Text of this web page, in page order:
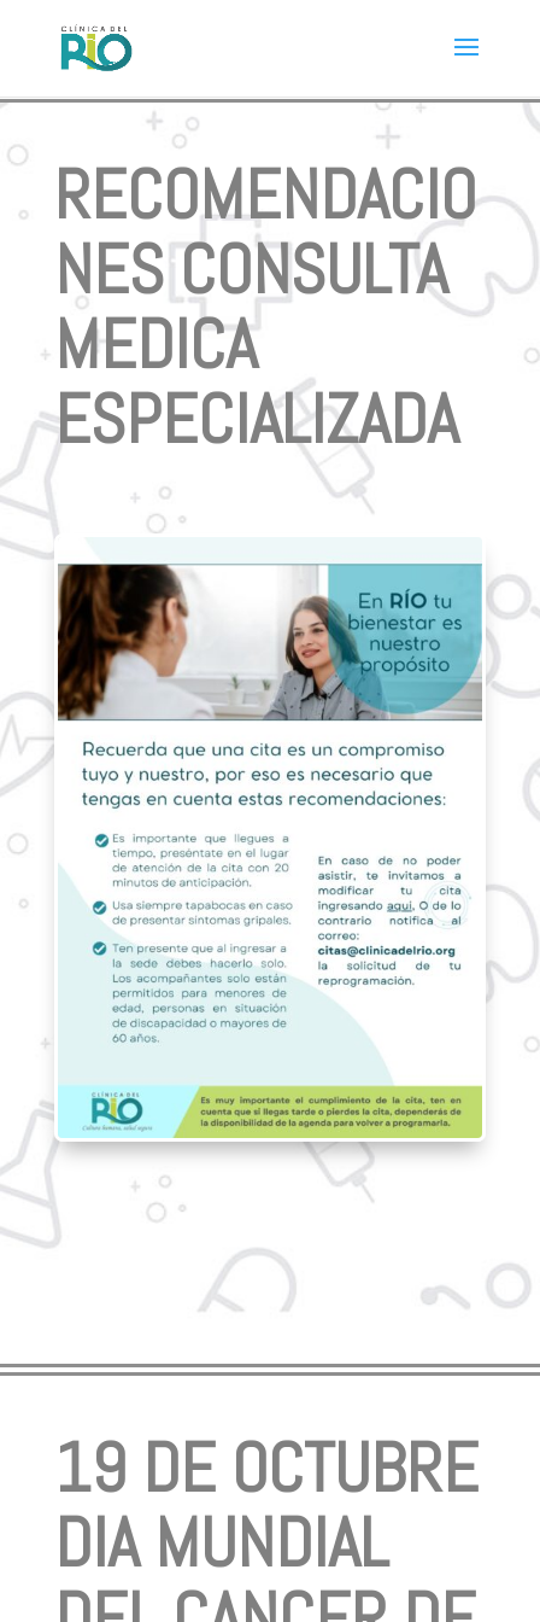
RECOMENDACIO
NES CONSULTA
MEDICA
ESPECIALIZADA
19 DE OCTUBRE
DIA MUNDIAL